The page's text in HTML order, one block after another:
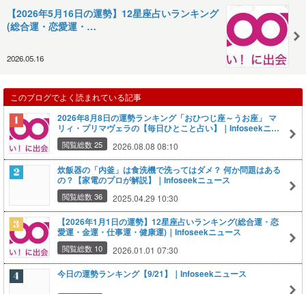
【2026年5月16日の運勢】12星座占いランキング
(総合運・恋愛運・…
2026.05.16
このブログでよく読まれている記事
2026年8月8日の運勢ランキング「おひつじ座～うお座」 マ
リィ・プリマヴェラの【毎日ひとこと占い】｜Infoseekニュ
ース
閲覧総数 25 2026.08.08 08:10
炊飯器の「内釜」は食洗機で洗ってはダメ？ 何か問題はある
の？【家電のプロが解説】｜Infoseekニュース
閲覧総数 36 2025.04.29 10:30
【2026年1月1日の運勢】12星座占いランキング(総合運・恋
愛運・金運・仕事運・健康運)｜Infoseekニュース
閲覧総数 10 2026.01.01 07:30
今日の運勢ランキング【9/21】｜Infoseekニュース